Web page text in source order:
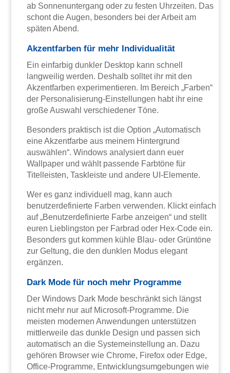
ab Sonnenuntergang oder zu festen Uhrzeiten. Das
schont die Augen, besonders bei der Arbeit am
späten Abend.
Akzentfarben für mehr Individualität
Ein einfarbig dunkler Desktop kann schnell
langweilig werden. Deshalb solltet ihr mit den
Akzentfarben experimentieren. Im Bereich „Farben“
der Personalisierung-Einstellungen habt ihr eine
große Auswahl verschiedener Töne.
Besonders praktisch ist die Option „Automatisch
eine Akzentfarbe aus meinem Hintergrund
auswählen“. Windows analysiert dann euer
Wallpaper und wählt passende Farbtöne für
Titelleisten, Taskleiste und andere UI-Elemente.
Wer es ganz individuell mag, kann auch
benutzerdefinierte Farben verwenden. Klickt einfach
auf „Benutzerdefinierte Farbe anzeigen“ und stellt
euren Lieblingston per Farbrad oder Hex-Code ein.
Besonders gut kommen kühle Blau- oder Grüntöne
zur Geltung, die den dunklen Modus elegant
ergänzen.
Dark Mode für noch mehr Programme
Der Windows Dark Mode beschränkt sich längst
nicht mehr nur auf Microsoft-Programme. Die
meisten modernen Anwendungen unterstützen
mittlerweile das dunkle Design und passen sich
automatisch an die Systemeinstellung an. Dazu
gehören Browser wie Chrome, Firefox oder Edge,
Office-Programme, Entwicklungsumgebungen wie